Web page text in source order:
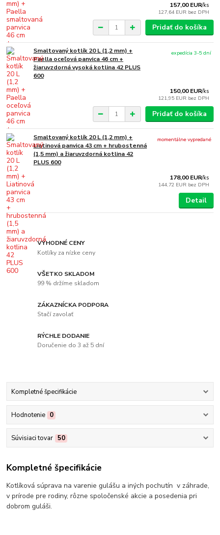
157,00 EUR/ks
127,64 EUR bez DPH
Pridať do košíka
Smaltovaný kotlík 20 L (1,2 mm) +
Paella oceľová panvica 46 cm +
žiaruvzdorná vysoká kotlina 42 PLUS
600
150,00 EUR/ks
121,95 EUR bez DPH
expedícia 3-5 dní
Pridať do košíka
Smaltovaný kotlík 20 L (1,2 mm) +
Liatinová panvica 43 cm + hrubostenná
(1,5 mm) a žiaruvzdorná kotlina 42
PLUS 600
178,00 EUR/ks
144,72 EUR bez DPH
momentálne vypredané
Detail
VÝHODNÉ CENY
Kotlíky za nízke ceny
VŠETKO SKLADOM
99 % držíme skladom
ZÁKAZNÍCKA PODPORA
Stačí zavolať
RÝCHLE DODANIE
Doručenie do 3 až 5 dní
Kompletné špecifikácie
Hodnotenie 0
Súvisiaci tovar 50
Kompletné špecifikácie
Kotlíková súprava na varenie gulášu a iných pochutín v záhrade,
v prírode pre rodiny, rôzne spoločenské akcie a posedenia pri
dobrom guláši.